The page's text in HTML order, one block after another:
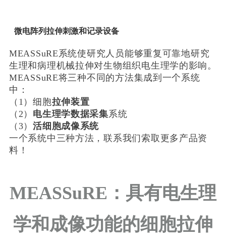
微电阵列拉伸刺激和记录设备
MEASSuRE系统使研究人员能够重复可靠地研究
生理和病理机械拉伸对生物组织电生理学的影响。
MEASSuRE将三种不同的方法集成到一个系统
中：
（1）细胞拉伸装置
（2） 电生理学数据采集系统
（3）活细胞成像系统
一个系统中三种方法，联系我们索取更多产品资
料！
MEASSuRE：具有电生理
学和成像功能的细胞拉伸